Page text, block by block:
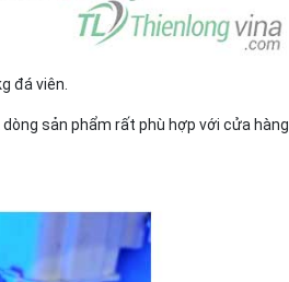
đá viên.
sản phẩm rất phù hợp với cửa hàng